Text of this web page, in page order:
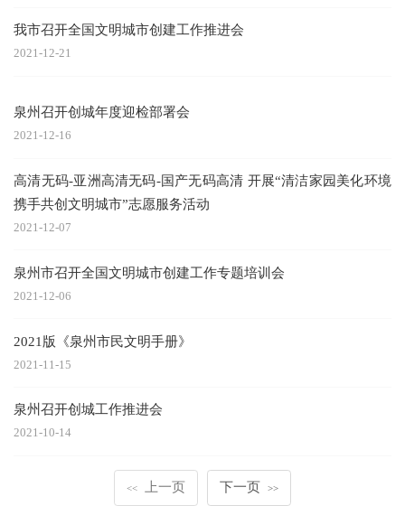
我市召开全国文明城市创建工作推进会
2021-12-21
泉州召开创城年度迎检部署会
2021-12-16
高清无码-亚洲高清无码-国产无码高清 开展“清洁家园美化环境
携手共创文明城市”志愿服务活动
2021-12-07
泉州市召开全国文明城市创建工作专题培训会
2021-12-06
2021版《泉州市民文明手册》
2021-11-15
泉州召开创城工作推进会
2021-10-14
<< 上一页 下一页 >>